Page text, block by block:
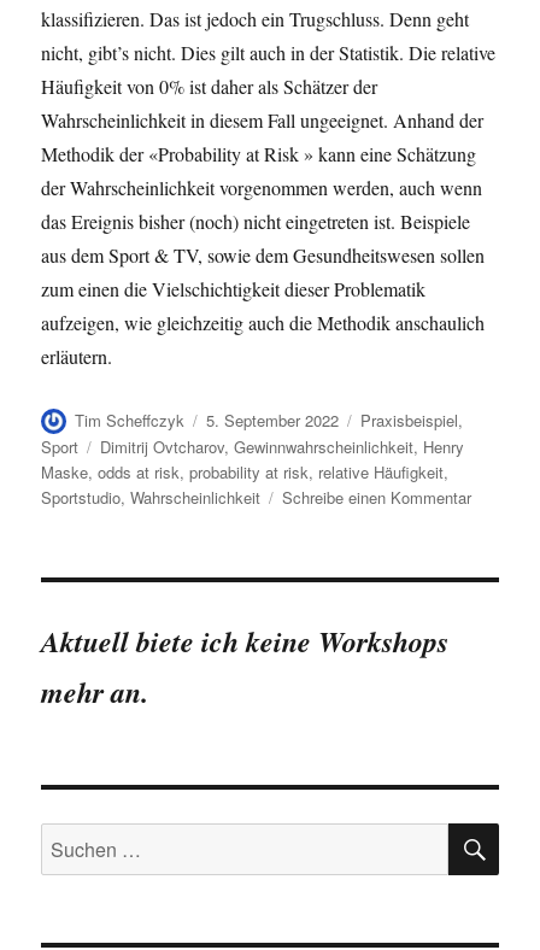
klassifizieren. Das ist jedoch ein Trugschluss. Denn geht
nicht, gibt’s nicht. Dies gilt auch in der Statistik. Die relative
Häufigkeit von 0% ist daher als Schätzer der
Wahrscheinlichkeit in diesem Fall ungeeignet. Anhand der
Methodik der «Probability at Risk » kann eine Schätzung
der Wahrscheinlichkeit vorgenommen werden, auch wenn
das Ereignis bisher (noch) nicht eingetreten ist. Beispiele
aus dem Sport & TV, sowie dem Gesundheitswesen sollen
zum einen die Vielschichtigkeit dieser Problematik
aufzeigen, wie gleichzeitig auch die Methodik anschaulich
erläutern.
Autor
Tim Scheffczyk
Veröffentlicht
am
5. September 2022 Kategorien
Praxisbeispiel,
Sport
Schlagwörter
Dimitrij Ovtcharov,Gewinnwahrscheinlichkeit, Henry
Maske,odds at risk,probability at risk, relative Häufigkeit,
Sportstudio,Wahrscheinlichkeit Schreibe einen Kommentarzu
gibt
Aktuell biete ich keine Workshops
mehr an.
Suchen
nach: